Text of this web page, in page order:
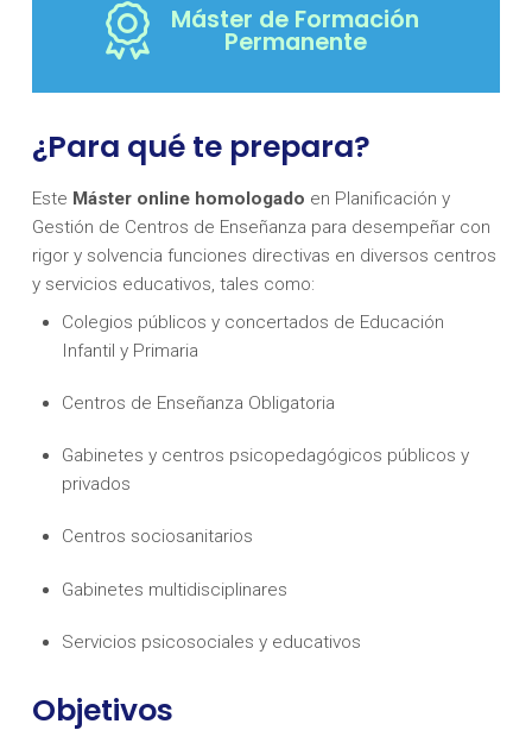
Máster de Formación
Permanente
¿Para qué te prepara?
Este Máster online homologado en Planificación y
Gestión de Centros de Enseñanza para desempeñar con
rigor y solvencia funciones directivas en diversos centros
y servicios educativos, tales como:
Colegios públicos y concertados de Educación
Infantil y Primaria
Centros de Enseñanza Obligatoria
Gabinetes y centros psicopedagógicos públicos y
privados
Centros sociosanitarios
Gabinetes multidisciplinares
Servicios psicosociales y educativos
Objetivos